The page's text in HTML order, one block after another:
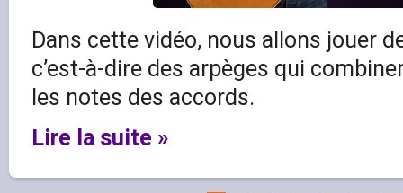
Dans cette vidéo, nous allons jouer
c’est-à-dire des arpèges qui
les notes des accords.
Lire la suite »